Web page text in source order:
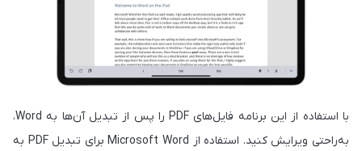
با استفاده از این برنامه فایل‌های PDF را پس از تبدیل آن‌ها به Word،
به‌راحتی ویرایش کنید. استفاده از Microsoft Word برای تبدیل PDF به